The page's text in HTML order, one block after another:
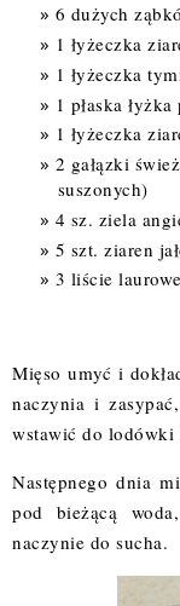
6 dużych
1 łyżeczka
1 łyżeczka
1 płaska
1 łyżeczka
2 gałązki
suszonych)
4 sz. ziela
5 szt. ziaren
3 liście laurowe
Mięso umyć i
naczynia i
wstawić do lodówki
Następnego dnia
pod bieżącą
naczynie do sucha.